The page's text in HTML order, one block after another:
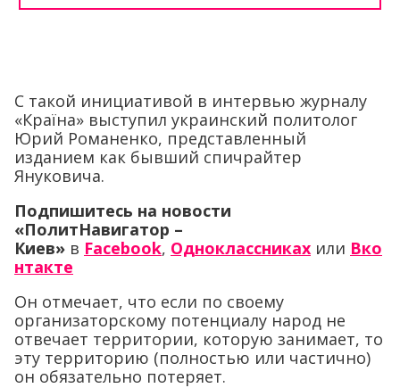
С такой инициативой в интервью журналу
«Країна» выступил украинский политолог
Юрий Романенко, представленный
изданием как бывший спичрайтер
Януковича.
Подпишитесь на новости
«ПолитНавигатор –
Киев» в Facebook, Одноклассниках или Вко
нтакте
Он отмечает, что если по своему
организаторскому потенциалу народ не
отвечает территории, которую занимает, то
эту территорию (полностью или частично)
он обязательно потеряет.